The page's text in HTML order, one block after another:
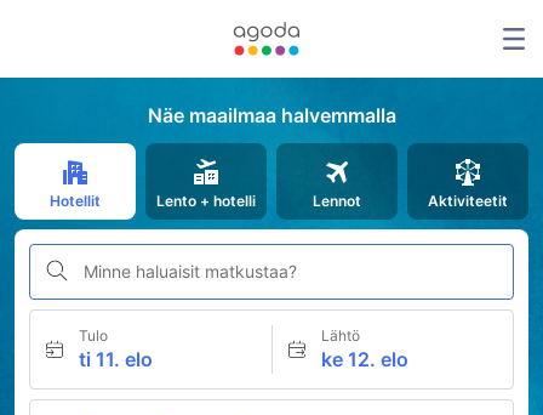
Näe maailmaa halvemmalla
Hotellit Lento + hotelli Lennot Aktiviteetit
Minne haluaisit matkustaa?
Tulo
ti 11. elo
Lähtö
ke 12. elo